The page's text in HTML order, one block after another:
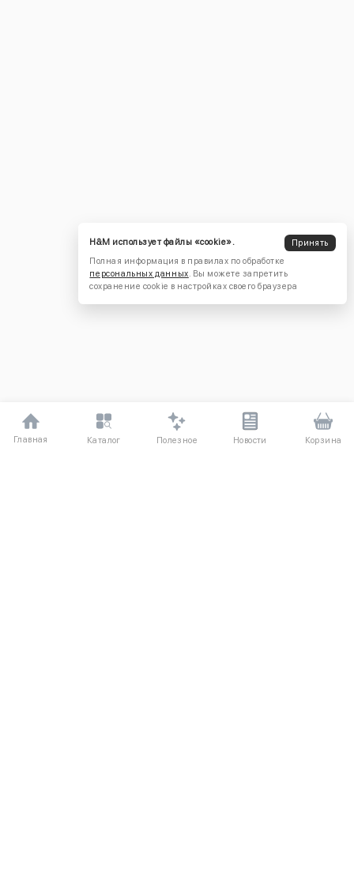
Главная Каталог Полезное Новости Корзина
H&M использует файлы «cookie».
Принять
Полная информация в правилах по обработке
персональных данных. Вы можете запретить
сохранение cookie в настройках своего браузера